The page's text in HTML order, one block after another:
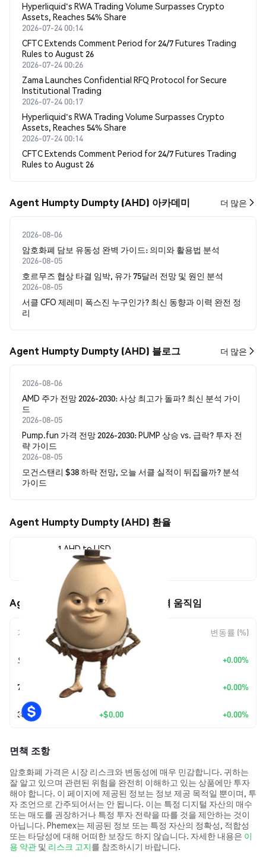
Hyperliquid's RWA Trading Volume Surpasses Crypto
Assets, Reaches 54% Share
2026-07-24 00:14
CFTC Extends Comment Period for 24/7 Futures Trading
Rules to August 26
2026-07-24 00:26
Zama Launches Confidential RFQ Protocol for Secure
Institutional Trading
2026-07-24 00:17
Hyperliquid's RWA Trading Volume Surpasses Crypto
Assets, Reaches 54% Share
2026-07-24 00:14
CFTC Extends Comment Period for 24/7 Futures Trading
Rules to August 26
Agent Humpty Dumpty (AHD) 아카데미 더 많은
2026-08-06
암호화폐 담보 유동성 완벽 가이드: 의미와 활용법 분석
2026-08-05
호르무즈 협상 타결 임박, 유가 75달러 전망 및 원인 분석
2026-08-05
서클 CFO 제레미 폭스진 누구인가? 최신 동향과 이력 완전 정
리
Agent Humpty Dumpty (AHD) 블로그 더 많은
2026-08-06
AMD 주가 전망 2026-2030: 사상 최고가 돌파? 최신 분석 가이
드
2026-08-05
Pump.fun 가격 전망 2026-2030: PUMP 상승 vs. 급락? 투자 전
략 가이드
2026-08-05
모건스탠리 $38 하락 전망, 오늘 서클 실적이 뒤집을까? 분석
가이드
Agent Humpty Dumpty (AHD) 환율
1 AHD to USD
$0.00000608
Agent Humpty Dumpty (AHD) 가격 움직임
기간 변동 폭 변동률 (%)
오늘 +$0.00 +0.00%
7일 +$0.00 +0.00%
30일 +$0.00 +0.00%
면책 조항
암호화폐 가격은 시장 리스크와 변동성에 매우 민감합니다. 귀하는
잘 알고 있으며 관련된 위험을 완전히 이해하고 있는 상품에만 투자
해야 합니다. 이 페이지에 제공된 정보는 정보 제공 목적일 뿐이며, 투
자 조언으로 간주되어서는 안 됩니다. 이는 특정 디지털 자산의 매수
또는 매도를 권장하거나 특정 투자 전략을 따를 것을 제안하는 것이
아닙니다. Phemex는 제공된 정보 또는 특정 자산의 정확성, 적합성
또는 타당성에 대해 어떠한 보장도 하지 않습니다. 자세한 내용은 이
용 약관 및 리스크 고지를 참조하시기 바랍니다.